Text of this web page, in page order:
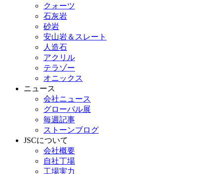
クォーツ
石灰岩
砂岩
安山岩＆スレート
人造石
アクリル
テラゾー
オニックス
ニュース
会社ニュース
グローバル展
毎週記事
ストーンブログ
JSCについて
会社概要
自社丁場
工場実力